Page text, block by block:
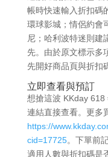
帳時快速輸入折扣碼
環球影城；情侶約會
尼；哈利波特迷則建
先。由於原文標示多
先開好商品頁與折扣
立即查看與預訂
想搶這波 KKday 618
連結直接查看。更多
https://
cid=17725。下單前
適用人數與折扣碼是